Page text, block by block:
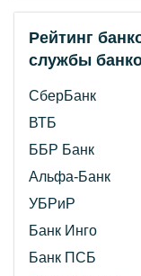
Рейтинг
службы
СберБанк
ВТБ
ББР Банк
Альфа-Банк
УБРиР
Банк Инго
Банк ПСБ